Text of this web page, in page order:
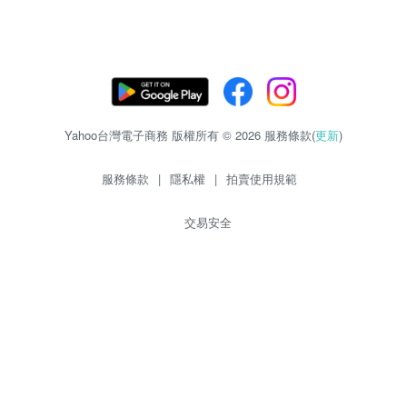
Yahoo台灣電子商務 版權所有 © 2026 服務條款(更新)
服務條款 | 隱私權 | 拍賣使用規範
交易安全